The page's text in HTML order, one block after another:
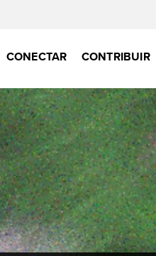
CONECTAR CONTRIBUIR